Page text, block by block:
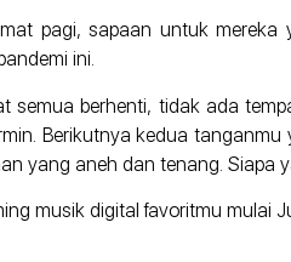
pagi, sapaan untuk
ini.
semua berhenti, tidak ada
Berikutnya kedua
yang aneh dan tenang. Siapa
musik digital favoritmu mulai